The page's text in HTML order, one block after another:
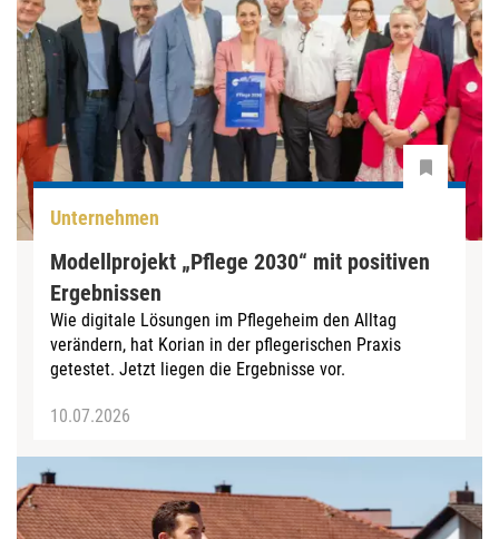
Unternehmen
Modellprojekt „Pflege 2030“ mit positiven
Ergebnissen
Wie digitale Lösungen im Pflegeheim den Alltag
verändern, hat Korian in der pflegerischen Praxis
getestet. Jetzt liegen die Ergebnisse vor.
10.07.2026